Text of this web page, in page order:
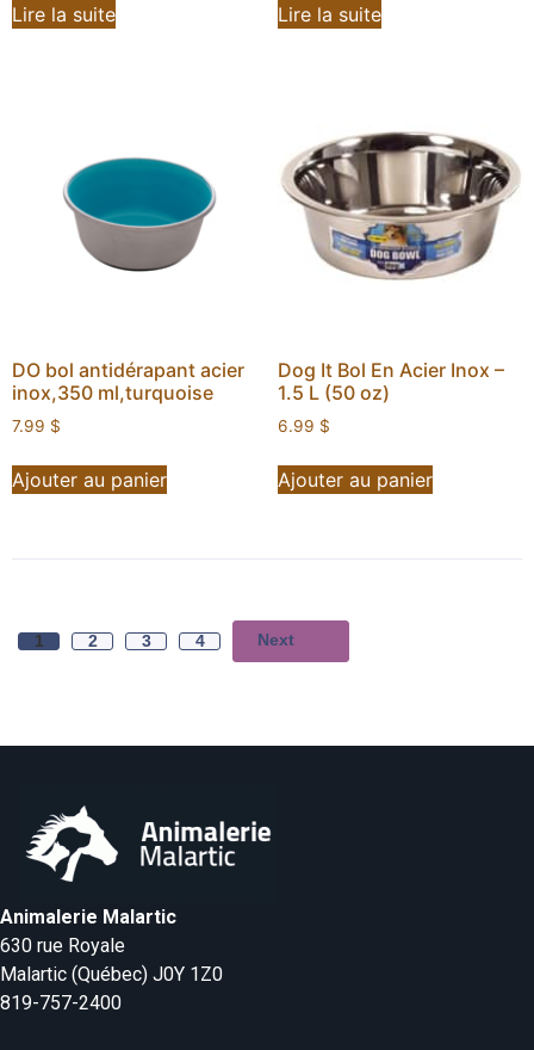
Lire la suite Lire la suite
DO bol antidérapant acier
inox,350 ml,turquoise
7.99 $
Ajouter au panier
Dog It Bol En Acier Inox –
1.5 L (50 oz)
6.99 $
Ajouter au panier
1 2 3 4 Next
Animalerie Malartic
630 rue Royale
Malartic (Québec) J0Y 1Z0
819-757-2400